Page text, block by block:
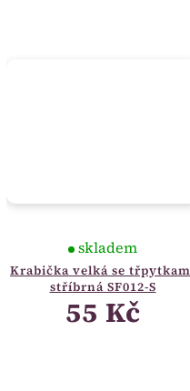
Krabička velká se
stříbrná SF012-S
skladem
55 Kč